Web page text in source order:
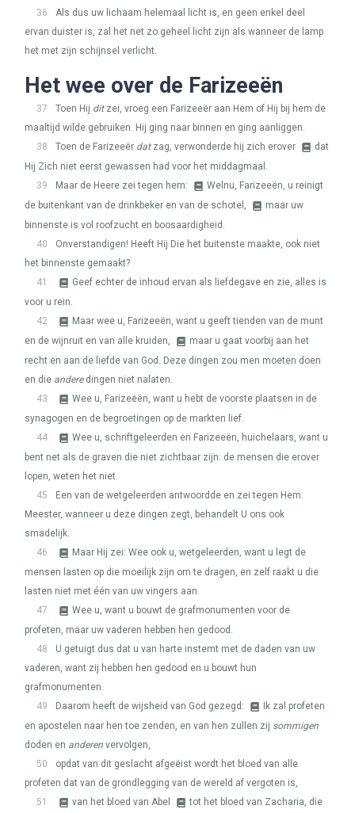
36
Als dus uw lichaam helemaal licht is, en geen enkel deel
ervan duister is, zal het net zo geheel licht zijn als wanneer de lamp
het met zijn schijnsel verlicht.
Het wee over de Farizeeën
37 Toen Hij ditzei, vroeg een Farizeeër aan Hem of Hij bij hem de
maaltijd wilde gebruiken. Hij ging naar binnen en ging aanliggen.
38
Toen de Farizeeër datzag, verwonderde hij zich erover
dat
Hij Zich niet eerst gewassen had voor het middagmaal.
39
Maar de Heere zei tegen hem:
Welnu, Farizeeën, u reinigt
de buitenkant van de drinkbeker en van de schotel,
maar uw
binnenste is vol roofzucht en boosaardigheid.
40
Onverstandigen! Heeft Hij Die het buitenste maakte, ook niet
het binnenste gemaakt?
41
Geef echter de inhoud ervan als liefdegave en zie, alles is
voor u rein.
42
Maar wee u, Farizeeën, want u geeft tienden van de munt
en de wijnruit en van alle kruiden,
maar u gaat voorbij aan het
recht en aan de liefde van God. Deze dingen zou men moeten doen
en die anderedingen niet nalaten.
43
Wee u, Farizeeën, want u hebt de voorste plaatsen in de
synagogen en de begroetingen op de markten lief.
44
Wee u, schriftgeleerden en Farizeeën, huichelaars, want u
bent net als de graven die niet zichtbaar zijn: de mensen die erover
lopen, weten het niet.
45
Een van de wetgeleerden antwoordde en zei tegen Hem:
Meester, wanneer u deze dingen zegt, behandelt U ons ook
smadelijk.
46
Maar Hij zei: Wee ook u, wetgeleerden, want u legt de
mensen lasten op die moeilijk zijn om te dragen, en zelf raakt u die
lasten niet met één van uw vingers aan.
47
Wee u, want u bouwt de grafmonumenten voor de
profeten, maar uw vaderen hebben hen gedood.
48
U getuigt dus dat u van harte instemt met de daden van uw
vaderen, want zij hebben hen gedood en u bouwt hun
grafmonumenten.
49
Daarom heeft de wijsheid van God gezegd:
Ik zal profeten
en apostelen naar hen toe zenden, en van hen zullen zij sommigen
doden en anderen vervolgen,
50
opdat van dit geslacht afgeëist wordt het bloed van alle
profeten dat van de grondlegging van de wereld af vergoten is,
51
van het bloed van Abel tot het bloed van Zacharia, die